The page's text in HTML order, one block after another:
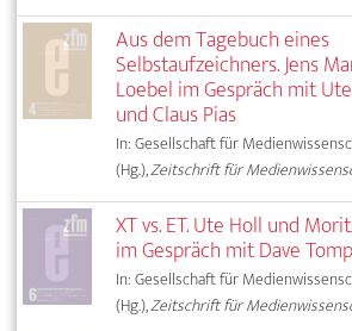
Aus dem Tagebuch eines
Selbstaufzeichners. Jens
Loebel im Gespräch mit
und Claus Pias
In: Gesellschaft für
(Hg.),Zeitschrift für
XT vs. ET. Ute Holl und
im Gespräch mit Dave
In: Gesellschaft für
(Hg.),Zeitschrift für